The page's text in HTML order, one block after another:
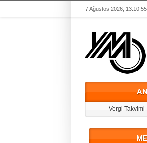
7 Ağustos 2026, 13:10:55
Vergi Takvimi